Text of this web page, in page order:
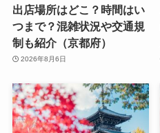
出店場所はどこ？時間はい
つまで？混雑状況や交通規
制も紹介（京都府）
2026年8月6日